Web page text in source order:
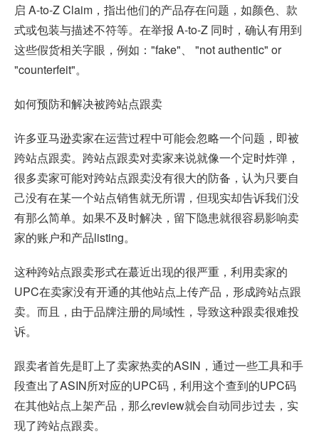
启 A-to-Z Claim，指出他们的产品存在问题，如颜色、款
式或包装与描述不符等。在举报 A-to-Z 同时，确认有用到
这些假货相关字眼，例如："fake"、 "not authentic" or
"counterfeit"。
如何预防和解决被跨站点跟卖
许多亚马逊卖家在运营过程中可能会忽略一个问题，即被
跨站点跟卖。跨站点跟卖对卖家来说就像一个定时炸弹，
很多卖家可能对跨站点跟卖没有很大的防备，认为只要自
己没有在某一个站点销售就无所谓，但现实却告诉我们没
有那么简单。如果不及时解决，留下隐患就很容易影响卖
家的账户和产品listing。
这种跨站点跟卖形式在蕞近出现的很严重，利用卖家的
UPC在卖家没有开通的其他站点上传产品，形成跨站点跟
卖。而且，由于品牌注册的局域性，导致这种跟卖很难投
诉。
跟卖者首先是盯上了卖家热卖的ASIN，通过一些工具和手
段查出了ASIN所对应的UPC码，利用这个查到的UPC码
在其他站点上架产品，那么review就会自动同步过去，实
现了跨站点跟卖。